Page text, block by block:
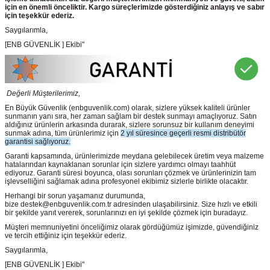
için en önemli önceliktir. Kargo süreçlerimizde gösterdiğiniz anlayış ve sabır
için teşekkür ederiz.
Saygılarımla,
[ENB GÜVENLİK ] Ekibi"
Değerli Müşterilerimiz,
En Büyük Güvenlik (enbguvenlik.com) olarak, sizlere yüksek kaliteli ürünler
sunmanın yanı sıra, her zaman sağlam bir destek sunmayı amaçlıyoruz. Satın
aldığınız ürünlerin arkasında durarak, sizlere sorunsuz bir kullanım deneyimi
sunmak adına, tüm ürünlerimiz için 2 yıl süresince geçerli resmi distribütör
garantisi sağlıyoruz.
Garanti kapsamında, ürünlerimizde meydana gelebilecek üretim veya malzeme
hatalarından kaynaklanan sorunlar için sizlere yardımcı olmayı taahhüt
ediyoruz. Garanti süresi boyunca, olası sorunları çözmek ve ürünlerinizin tam
işlevselliğini sağlamak adına profesyonel ekibimiz sizlerle birlikte olacaktır.
Herhangi bir sorun yaşamanız durumunda,
bize destek@enbguvenlik.com.tr adresinden ulaşabilirsiniz. Size hızlı ve etkili
bir şekilde yanıt vererek, sorunlarınızı en iyi şekilde çözmek için buradayız.
Müşteri memnuniyetini önceliğimiz olarak gördüğümüz işimizde, güvendiğiniz
ve tercih ettiğiniz için teşekkür ederiz.
Saygılarımla,
[ENB GÜVENLİK ] Ekibi"